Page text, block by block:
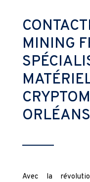
MINING
ORLÉANS
Avec la